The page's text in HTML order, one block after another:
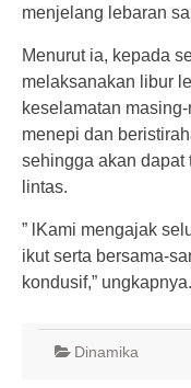
menjelang lebaran
Menurut ia, kepada
melaksanakan libur
keselamatan
menepi dan
sehingga akan dapat
lintas.
” lKami mengajak
ikut serta bersama-
kondusif,” ungkapnya.
Dinamika